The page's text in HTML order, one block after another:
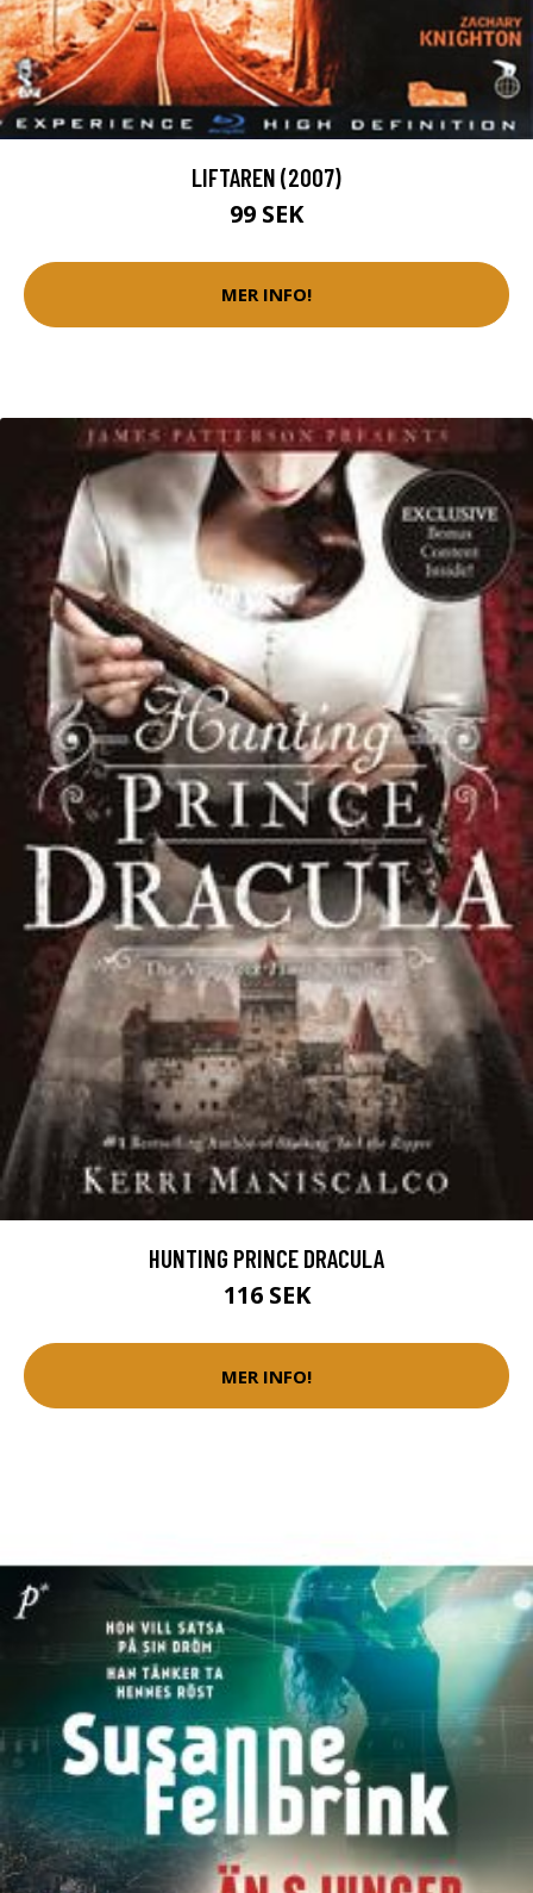
LIFTAREN (2007)
99 SEK
MER INFO!
HUNTING PRINCE DRACULA
116 SEK
MER INFO!